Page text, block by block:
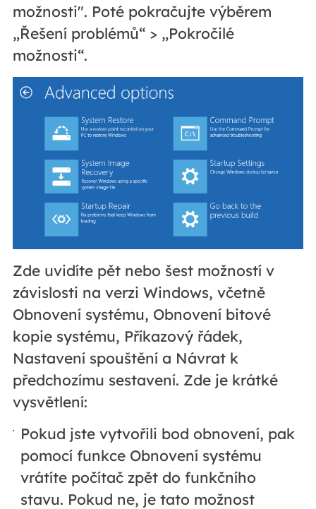
možnosti". Poté pokračujte výběrem
„Řešení problémů“ > „Pokročilé
možnosti“.
Zde uvidíte pět nebo šest možností v
závislosti na verzi Windows, včetně
Obnovení systému, Obnovení bitové
kopie systému, Příkazový řádek,
Nastavení spouštění a Návrat k
předchozímu sestavení. Zde je krátké
vysvětlení:
Pokud jste vytvořili bod obnovení, pak
pomocí funkce Obnovení systému
vrátíte počítač zpět do funkčního
stavu. Pokud ne, je tato možnost